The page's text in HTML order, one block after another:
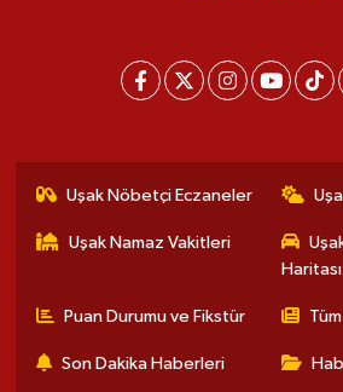
Uşak Nöbetçi Eczaneler
Uşak Namaz Vakitleri
Haritası
Puan Durumu ve Fikstür
Son Dakika Haberleri